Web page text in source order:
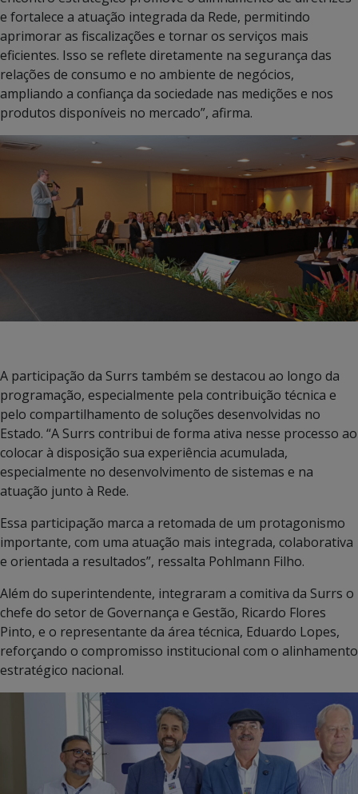
e fortalece a atuação integrada da Rede, permitindo
aprimorar as fiscalizações e tornar os serviços mais
eficientes. Isso se reflete diretamente na segurança das
relações de consumo e no ambiente de negócios,
ampliando a confiança da sociedade nas medições e nos
produtos disponíveis no mercado”, afirma.
A participação da Surrs também se destacou ao longo da
programação, especialmente pela contribuição técnica e
pelo compartilhamento de soluções desenvolvidas no
Estado. “A Surrs contribui de forma ativa nesse processo ao
colocar à disposição sua experiência acumulada,
especialmente no desenvolvimento de sistemas e na
atuação junto à Rede.
Essa participação marca a retomada de um protagonismo
importante, com uma atuação mais integrada, colaborativa
e orientada a resultados”, ressalta Pohlmann Filho.
Além do superintendente, integraram a comitiva da Surrs o
chefe do setor de Governança e Gestão, Ricardo Flores
Pinto, e o representante da área técnica, Eduardo Lopes,
reforçando o compromisso institucional com o alinhamento
estratégico nacional.